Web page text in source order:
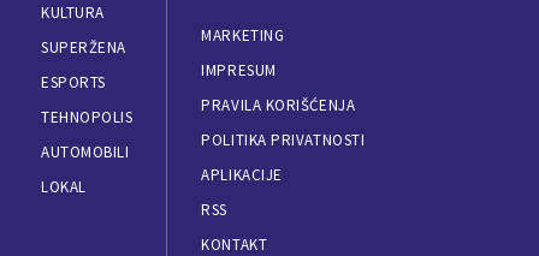
KULTURA
SUPERŽENA
ESPORTS
TEHNOPOLIS
AUTOMOBILI
LOKAL
MARKETING
IMPRESUM
PRAVILA KORIŠĆENJA
POLITIKA PRIVATNOSTI
APLIKACIJE
RSS
KONTAKT